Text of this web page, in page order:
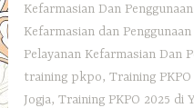
Kefarmasian Dan
Kefarmasian dan Penggunaan
Pelayanan Kefarmasian Dan
training pkpo,Training PKPO
Jogja,Training PKPO 2025 di